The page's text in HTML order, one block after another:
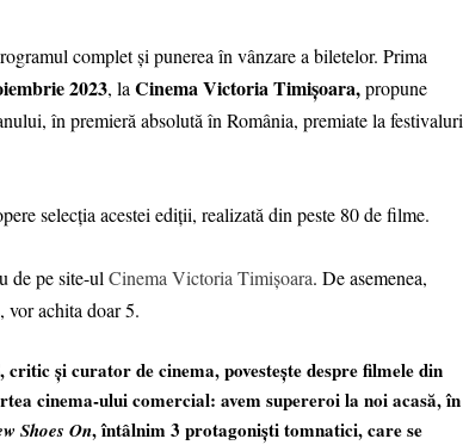
complet și punerea în vânzare a biletelor. Prima
2023, laCinema VictoriaTimișoara,propune
în premieră absolută în România, premiate la festivaluri
selecția acestei ediții, realizată din peste 80 de filme.
de pe site-ulCinema Victoria Timișoara. De asemenea,
vor achita doar 5.
și curator de cinema, povestește despre filmele din
cinema-ului comercial: avem supereroi la noi acasă, în
Shoes On, întâlnim 3 protagoniști tomnatici, care se